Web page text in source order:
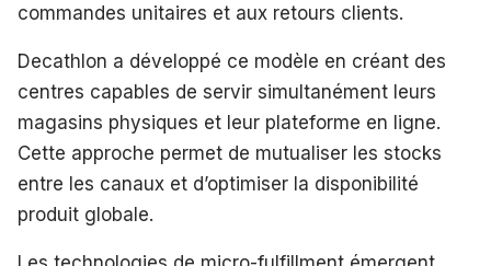
commandes unitaires et aux retours clients.
Decathlon a développé ce modèle en créant des
centres capables de servir simultanément leurs
magasins physiques et leur plateforme en ligne.
Cette approche permet de mutualiser les stocks
entre les canaux et d’optimiser la disponibilité
produit globale.